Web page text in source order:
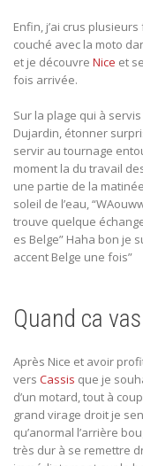
Enfin, j’ai crus
couché avec la moto
et je découvre Nice et
fois arrivée.
Sur la plage qui à
Dujardin, étonner
servir au tournage
moment la du travail
une partie de la
soleil de l’eau,
trouve quelque
es Belge” Haha bon je
accent Belge une fois”
Quand ca
Après Nice et avoir
vers Cassis que je
d’un motard, tout à
grand virage droit je
qu’anormal l’arrière
très dur à se remettre